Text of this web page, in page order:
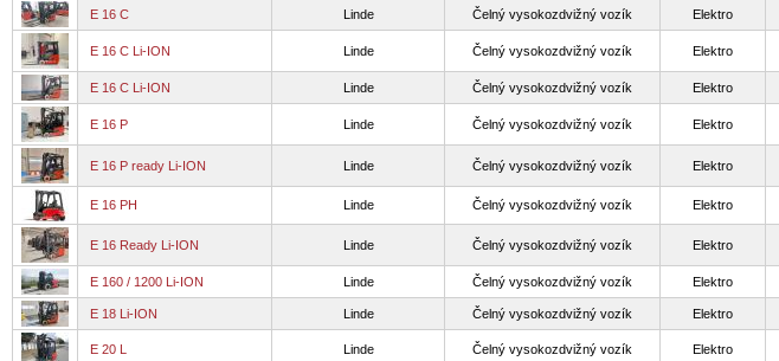
E 16 C Linde Čelný vysokozdvižný vozík Elektro
E 16 C Li-ION Linde Čelný vysokozdvižný vozík Elektro
E 16 C Li-ION Linde Čelný vysokozdvižný vozík Elektro
E 16 P Linde Čelný vysokozdvižný vozík Elektro
E 16 P ready Li-ION Linde Čelný vysokozdvižný vozík Elektro
E 16 PH Linde Čelný vysokozdvižný vozík Elektro
E 16 Ready Li-ION Linde Čelný vysokozdvižný vozík Elektro
E 160 / 1200 Li-ION Linde Čelný vysokozdvižný vozík Elektro
E 18 Li-ION Linde Čelný vysokozdvižný vozík Elektro
E 20 L Linde Čelný vysokozdvižný vozík Elektro